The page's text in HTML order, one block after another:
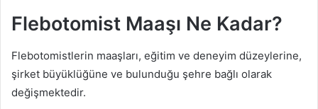
Flebotomist Maaşı Ne Kadar?
Flebotomistlerin maaşları, eğitim ve deneyim düzeylerine,
şirket büyüklüğüne ve bulunduğu şehre bağlı olarak
değişmektedir.